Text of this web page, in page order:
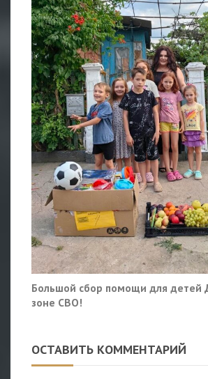
Большой сбор помощи для детей
зоне СВО!
ОСТАВИТЬ КОММЕНТАРИЙ